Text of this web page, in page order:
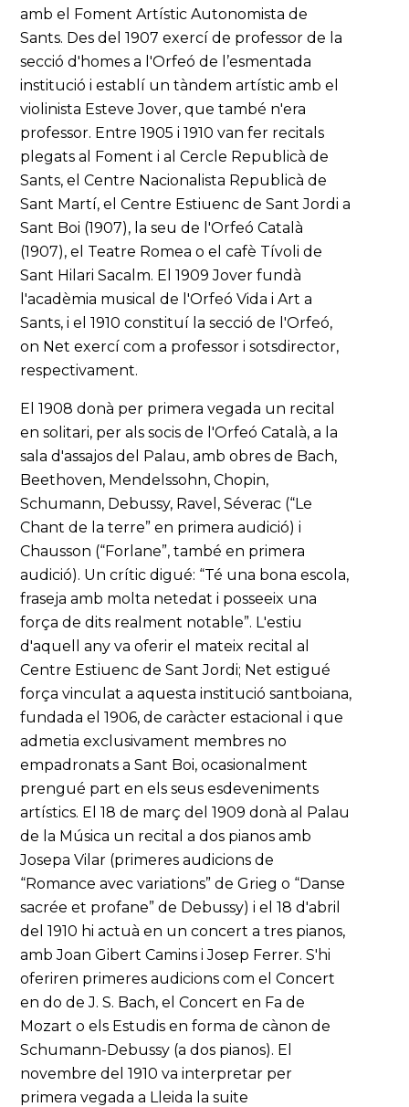
amb el Foment Artístic Autonomista de
Sants. Des del 1907 exercí de professor de la
secció d'homes a l'Orfeó de l’esmentada
institució i establí un tàndem artístic amb el
violinista Esteve Jover, que també n'era
professor. Entre 1905 i 1910 van fer recitals
plegats al Foment i al Cercle Republicà de
Sants, el Centre Nacionalista Republicà de
Sant Martí, el Centre Estiuenc de Sant Jordi a
Sant Boi (1907), la seu de l'Orfeó Català
(1907), el Teatre Romea o el cafè Tívoli de
Sant Hilari Sacalm. El 1909 Jover fundà
l'acadèmia musical de l'Orfeó Vida i Art a
Sants, i el 1910 constituí la secció de l'Orfeó,
on Net exercí com a professor i sotsdirector,
respectivament.
El 1908 donà per primera vegada un recital
en solitari, per als socis de l'Orfeó Català, a la
sala d'assajos del Palau, amb obres de Bach,
Beethoven, Mendelssohn, Chopin,
Schumann, Debussy, Ravel, Séverac (“Le
Chant de la terre” en primera audició) i
Chausson (“Forlane”, també en primera
audició). Un crític digué: “Té una bona escola,
fraseja amb molta netedat i posseeix una
força de dits realment notable”. L'estiu
d'aquell any va oferir el mateix recital al
Centre Estiuenc de Sant Jordi; Net estigué
força vinculat a aquesta institució santboiana,
fundada el 1906, de caràcter estacional i que
admetia exclusivament membres no
empadronats a Sant Boi, ocasionalment
prengué part en els seus esdeveniments
artístics. El 18 de març del 1909 donà al Palau
de la Música un recital a dos pianos amb
Josepa Vilar (primeres audicions de
“Romance avec variations” de Grieg o “Danse
sacrée et profane” de Debussy) i el 18 d'abril
del 1910 hi actuà en un concert a tres pianos,
amb Joan Gibert Camins i Josep Ferrer. S'hi
oferiren primeres audicions com el Concert
en do de J. S. Bach, el Concert en Fa de
Mozart o els Estudis en forma de cànon de
Schumann-Debussy (a dos pianos). El
novembre del 1910 va interpretar per
primera vegada a Lleida la suite